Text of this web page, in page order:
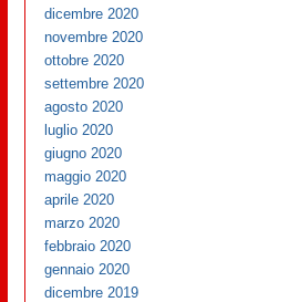
dicembre 2020
novembre 2020
ottobre 2020
settembre 2020
agosto 2020
luglio 2020
giugno 2020
maggio 2020
aprile 2020
marzo 2020
febbraio 2020
gennaio 2020
dicembre 2019